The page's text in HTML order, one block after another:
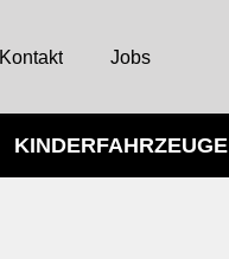
Kontakt Jobs
KINDERFAHRZEUGE